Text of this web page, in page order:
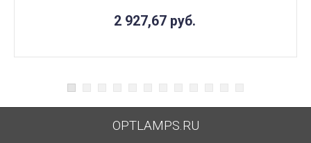
2 927,67 руб.
OPTLAMPS.RU